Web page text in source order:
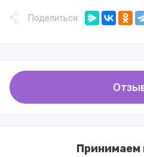
Поделиться:
Принимаем